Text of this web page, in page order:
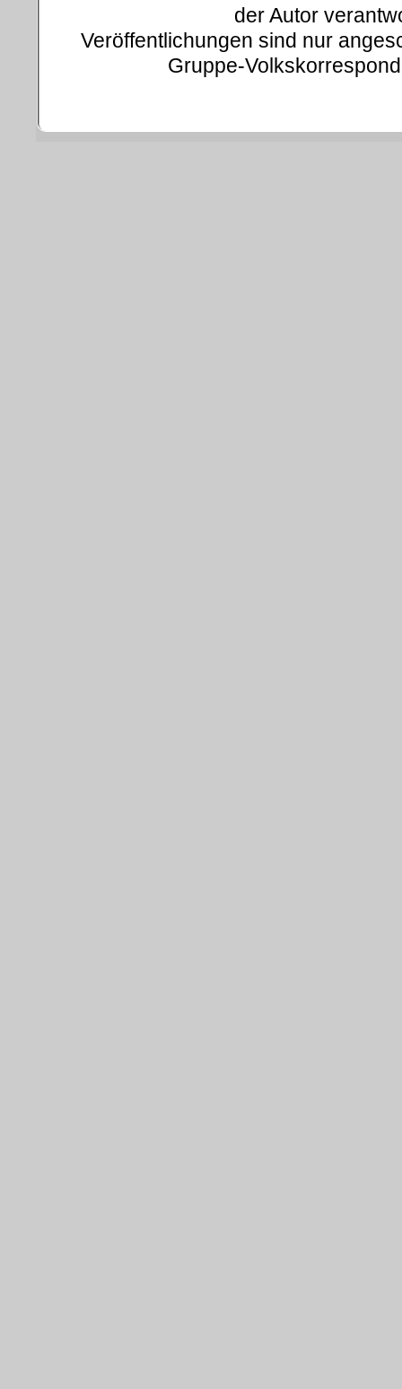
der Autor
Veröffentlichungen sind nur
Gruppe-